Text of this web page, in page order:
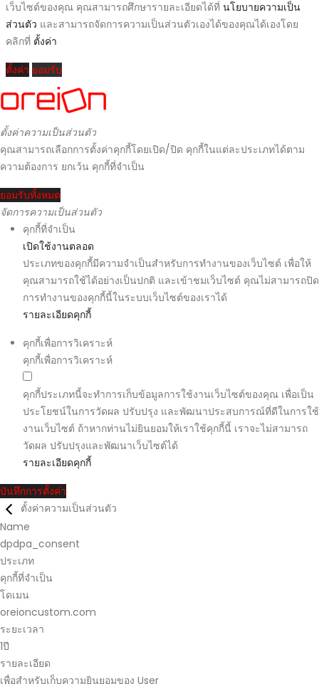
เว็บไซต์ของคุณ คุณสามารถศึกษารายละเอียดได้ที่ นโยบายความเป็น
ส่วนตัว และสามารถจัดการความเป็นส่วนตัวเองได้ของคุณได้เองโดย
คลิกที่ ตั้งค่า
ตั้งค่า ยอมรับ
ตั้งค่าความเป็นส่วนตัว
คุณสามารถเลือกการตั้งค่าคุกกี้โดยเปิด/ปิด คุกกี้ในแต่ละประเภทได้ตาม
ความต้องการ ยกเว้น คุกกี้ที่จำเป็น
ยอมรับทั้งหมด
จัดการความเป็นส่วนตัว
คุกกี้ที่จำเป็น
เปิดใช้งานตลอด
ประเภทของคุกกี้มีความจำเป็นสำหรับการทำงานของเว็บไซต์ เพื่อให้
คุณสามารถใช้ได้อย่างเป็นปกติ และเข้าชมเว็บไซต์ คุณไม่สามารถปิด
การทำงานของคุกกี้นี้ในระบบเว็บไซต์ของเราได้
รายละเอียดคุกกี้
คุกกี้เพื่อการวิเคราะห์
คุกกี้เพื่อการวิเคราะห์
คุกกี้ประเภทนี้จะทำการเก็บข้อมูลการใช้งานเว็บไซต์ของคุณ เพื่อเป็น
ประโยชน์ในการวัดผล ปรับปรุง และพัฒนาประสบการณ์ที่ดีในการใช้
งานเว็บไซต์ ถ้าหากท่านไม่ยินยอมให้เราใช้คุกกี้นี้ เราจะไม่สามารถ
วัดผล ปรับปรุงและพัฒนาเว็บไซต์ได้
รายละเอียดคุกกี้
บันทึกการตั้งค่า
ตั้งค่าความเป็นส่วนตัว
Name
dpdpa_consent
ประเภท
คุกกี้ที่จำเป็น
โดเมน
oreioncustom.com
ระยะเวลา
1ปี
รายละเอียด
เพื่อสำหรับเก็บความยินยอมของ User